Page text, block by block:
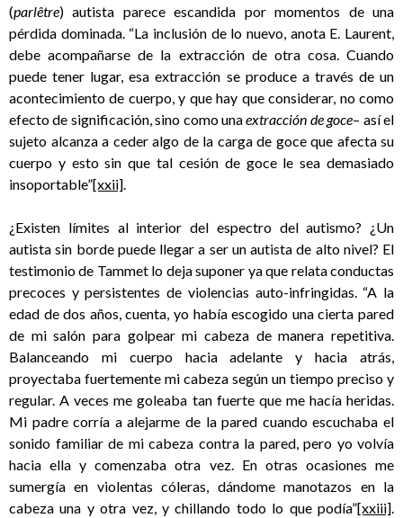
(parlêtre) autista parece escandida por momentos de una
pérdida dominada. “La inclusión de lo nuevo, anota E. Laurent,
debe acompañarse de la extracción de otra cosa. Cuando
puede tener lugar, esa extracción se produce a través de un
acontecimiento de cuerpo, y que hay que considerar, no como
efecto de significación, sino como unaextracción de goce– así el
sujeto alcanza a ceder algo de la carga de goce que afecta su
cuerpo y esto sin que tal cesión de goce le sea demasiado
insoportable”[xxii].
¿Existen límites al interior del espectro del autismo? ¿Un
autista sin borde puede llegar a ser un autista de alto nivel? El
testimonio de Tammet lo deja suponer ya que relata conductas
precoces y persistentes de violencias auto-infringidas. “A la
edad de dos años, cuenta, yo había escogido una cierta pared
de mi salón para golpear mi cabeza de manera repetitiva.
Balanceando mi cuerpo hacia adelante y hacia atrás,
proyectaba fuertemente mi cabeza según un tiempo preciso y
regular. A veces me goleaba tan fuerte que me hacía heridas.
Mi padre corría a alejarme de la pared cuando escuchaba el
sonido familiar de mi cabeza contra la pared, pero yo volvía
hacia ella y comenzaba otra vez. En otras ocasiones me
sumergía en violentas cóleras, dándome manotazos en la
cabeza una y otra vez, y chillando todo lo que podía”[xxiii].